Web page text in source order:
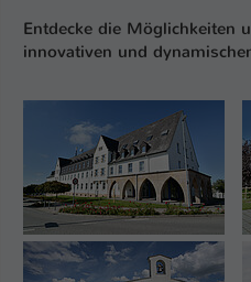
Entdecke die Möglichkeiten
innovativen und
Show larger version
Show larger version